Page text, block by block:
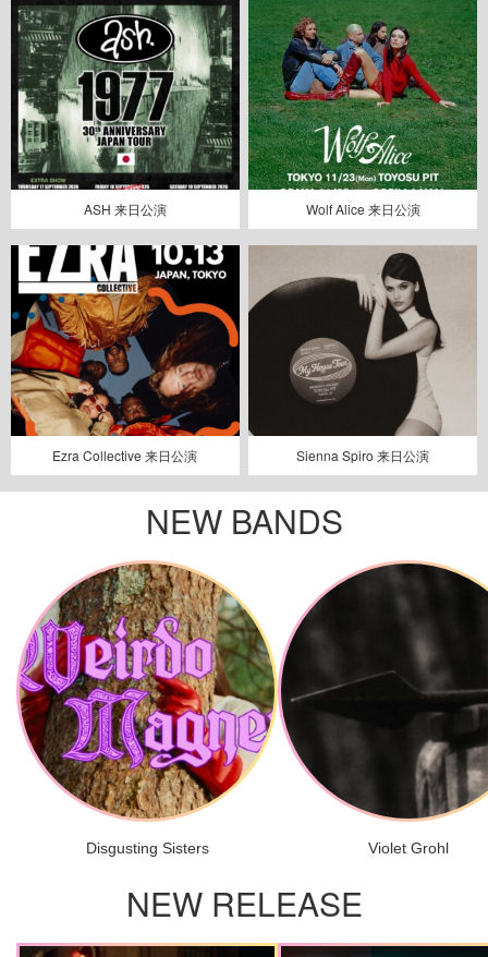
ASH 来日公演 Wolf Alice 来日公演
Ezra Collective 来日公演 Sienna Spiro 来日公演
NEW BANDS
Disgusting Sisters Violet Grohl
NEW RELEASE